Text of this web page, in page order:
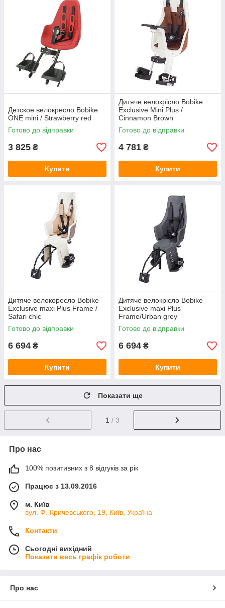
Детское велокресло Bobike
ONE mini / Strawberry red
Готово до відправки
3 825 ₴
Купити
Дитяче велокрісло Bobike
Exclusive Mini Plus /
Cinnamon Brown
Готово до відправки
4 781 ₴
Купити
Дитяче велокоресло Bobike
Exclusive maxi Plus Frame /
Safari chic
Готово до відправки
6 694 ₴
Купити
Дитяче велокрісло Bobike
Exclusive maxi Plus
Frame/Urban grey
Готово до відправки
6 694 ₴
Купити
Показати ще
1 / 3
Про нас
100% позитивних з 8 відгуків за рік
Працює з 13.09.2016
м. Київ
вул. Ф. Кричевського, 19, Київ, Україна
Контакти
Сьогодні вихідний
Показати весь графік роботи
Про нас